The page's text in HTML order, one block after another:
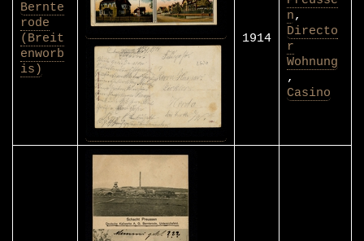
Bernte
rode
(Breit
enworb
is)
1914
n,
Directo
r
Wohnung
,
Casino